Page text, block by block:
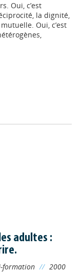
Oui, c’est
la dignité,
Oui, c’est
adultes :
formation // 2000